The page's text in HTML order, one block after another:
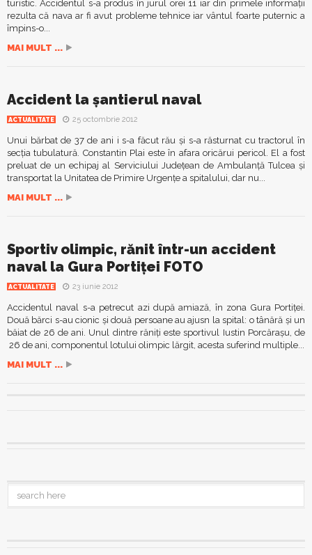
turistic. Accidentul s-a produs în jurul orei 11 iar din primele informaţii
rezulta că nava ar fi avut probleme tehnice iar vântul foarte puternic a
împins-o...
MAI MULT ...
Accident la şantierul naval
ACTUALITATE 25 octombrie 2012
Unui bărbat de 37 de ani i s-a făcut rău şi s-a răsturnat cu tractorul în
secţia tubulatură. Constantin Plai este în afara oricărui pericol. El a fost
preluat de un echipaj al Serviciului Judeţean de Ambulanţă Tulcea şi
transportat la Unitatea de Primire Urgenţe a spitalului, dar nu...
MAI MULT ...
Sportiv olimpic, rănit într-un accident
naval la Gura Portiţei FOTO
ACTUALITATE 23 iunie 2012
Accidentul naval s-a petrecut azi după amiază, în zona Gura Portiţei.
Două bărci s-au cionic şi două persoane au ajusn la spital: o tânără şi un
băiat de 26 de ani. Unul dintre răniţi este sportivul Iustin Porcăraşu, de
26 de ani, componentul lotului olimpic lărgit, acesta suferind multiple...
MAI MULT ...